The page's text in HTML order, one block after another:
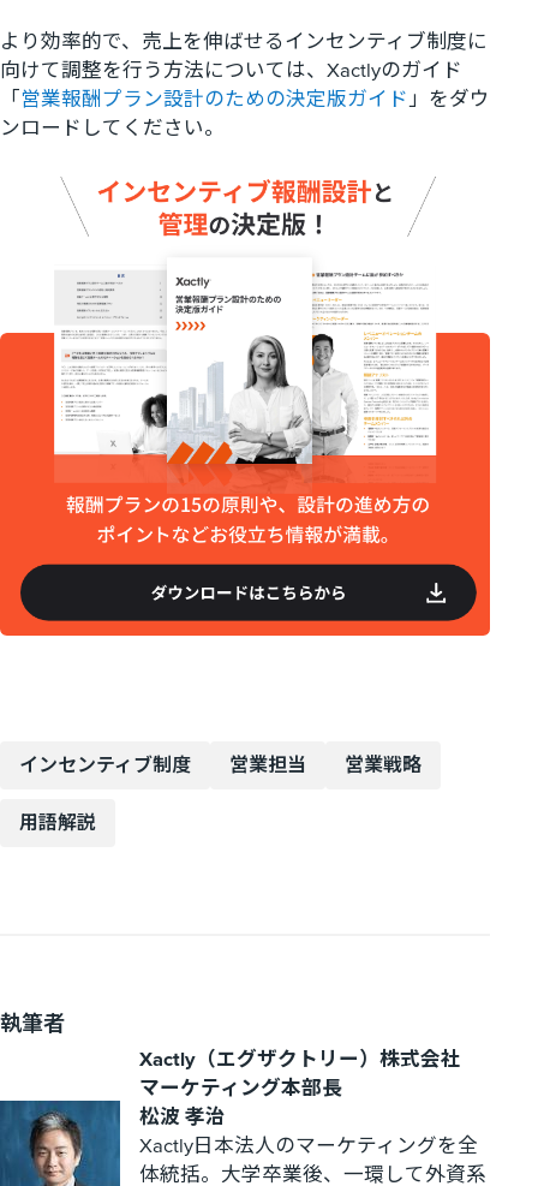
より効率的で、売上を伸ばせるインセンティブ制度に
向けて調整を行う方法については、Xactlyのガイド
「営業報酬プラン設計のための決定版ガイド」をダウ
ンロードしてください。
インセンティブ制度 営業担当 営業戦略
用語解説
執筆者
Xactly（エグザクトリー）株式会社
マーケティング本部長
松波 孝治
Xactly日本法人のマーケティングを全
体統括。大学卒業後、一環して外資系